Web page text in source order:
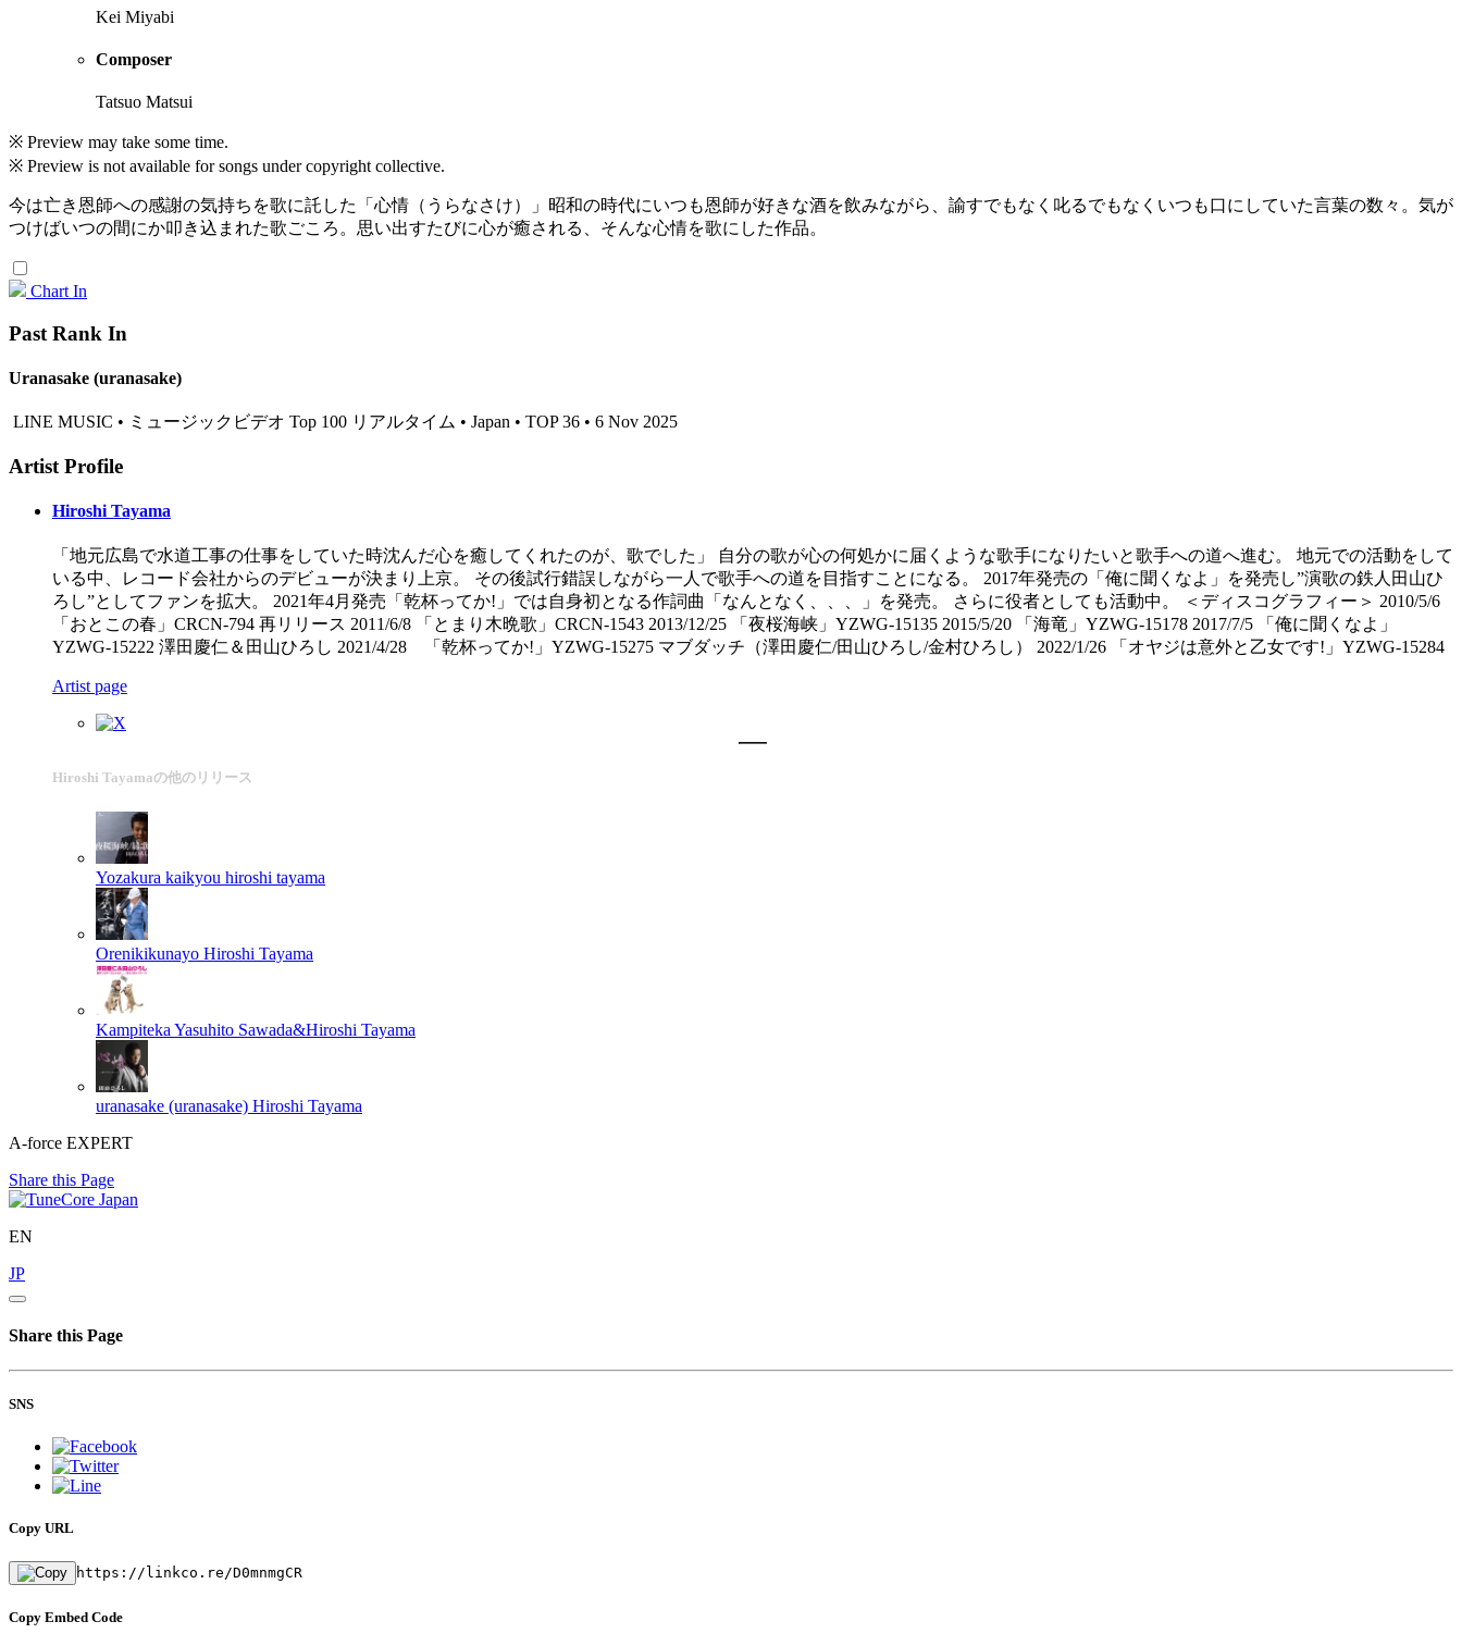
Kei Miyabi
Composer
Tatsuo Matsui
※ Preview may take some time.
※ Preview is not available for songs under copyright collective.
今は亡き恩師への感謝の気持ちを歌に託した「心情（うらなさけ）」昭和の時代にいつも恩師が好きな酒を飲みながら、諭すでもなく叱るでもなくいつも口にしていた言葉の数々。気が
つけばいつの間にか叩き込まれた歌ごころ。思い出すたびに心が癒される、そんな心情を歌にした作品。
Chart In
Past Rank In
Uranasake (uranasake)
LINE MUSIC • ミュージックビデオ Top 100 リアルタイム • Japan • TOP 36 • 6 Nov 2025
Artist Profile
Hiroshi Tayama
「地元広島で水道工事の仕事をしていた時沈んだ心を癒してくれたのが、歌でした」 自分の歌が心の何処かに届くような歌手になりたいと歌手への道へ進む。 地元での活動をして
いる中、レコード会社からのデビューが決まり上京。 その後試行錯誤しながら一人で歌手への道を目指すことになる。 2017年発売の「俺に聞くなよ」を発売し”演歌の鉄人田山ひ
ろし”としてファンを拡大。 2021年4月発売「乾杯ってか!」では自身初となる作詞曲「なんとなく、、、」を発売。 さらに役者としても活動中。 ＜ディスコグラフィー＞ 2010/5/6
「おとこの春」CRCN-794 再リリース 2011/6/8 「とまり木晩歌」CRCN-1543 2013/12/25 「夜桜海峡」YZWG-15135 2015/5/20 「海竜」YZWG-15178 2017/7/5 「俺に聞くなよ」
YZWG-15222 澤田慶仁＆田山ひろし 2021/4/28 「乾杯ってか!」YZWG-15275 マブダッチ（澤田慶仁/田山ひろし/金村ひろし） 2022/1/26 「オヤジは意外と乙女です!」YZWG-15284
Artist page
Hiroshi Tayamaの他のリリース
Yozakura kaikyou hiroshi tayama
Orenikikunayo Hiroshi Tayama
Kampiteka Yasuhito Sawada&Hiroshi Tayama
uranasake (uranasake) Hiroshi Tayama
A-force EXPERT
Share this Page
EN
JP
Share this Page
SNS
Copy URL
https://linkco.re/D0mnmgCR
Copy Embed Code